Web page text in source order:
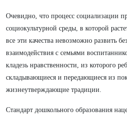
Очевидно, что процесс социализации
социокультурной среды, в которой
все эти качества невозможно развить
взаимодействия с семьями
кладезь нравственности, из которого
складывающиеся и передающиеся из
жизнеутверждающие традиции.
Стандарт дошкольного образования